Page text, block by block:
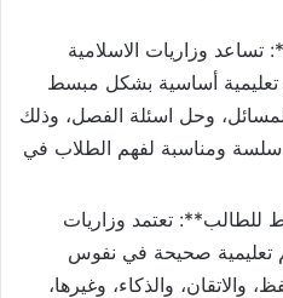
وزاريات الاسلامية
أساسية بشكل مبسط
وحل اسئلة الفصل، وذلك
ومناسبة لفهم الطلاب في
للطالب**: تعتمد وزاريات
تعليمية صحيحة في نفوس
والاتقان، والذكاء، وغيرها،